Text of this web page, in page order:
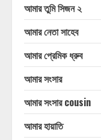
আমার তুমি সিজন ২
আমার নেতা সাহেব
আমার প্রেমিক ধ্রুব
আমার সংসার
আমার সংসার cousin
আমার হায়াতি